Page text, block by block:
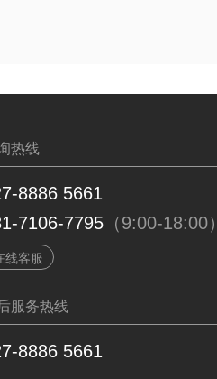
热线
8886 5661
7106-7795（9:00-18:00）
线客服
服务热线
8886 5661